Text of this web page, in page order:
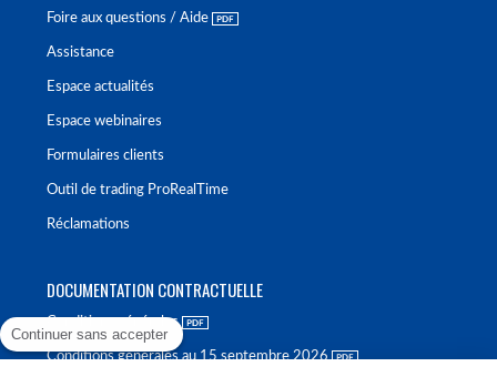
Foire aux questions / Aide
Assistance
Espace actualités
Espace webinaires
Formulaires clients
Outil de trading ProRealTime
Réclamations
DOCUMENTATION CONTRACTUELLE
Conditions générales
Conditions générales au 15 septembre 2026
Continuer sans accepter